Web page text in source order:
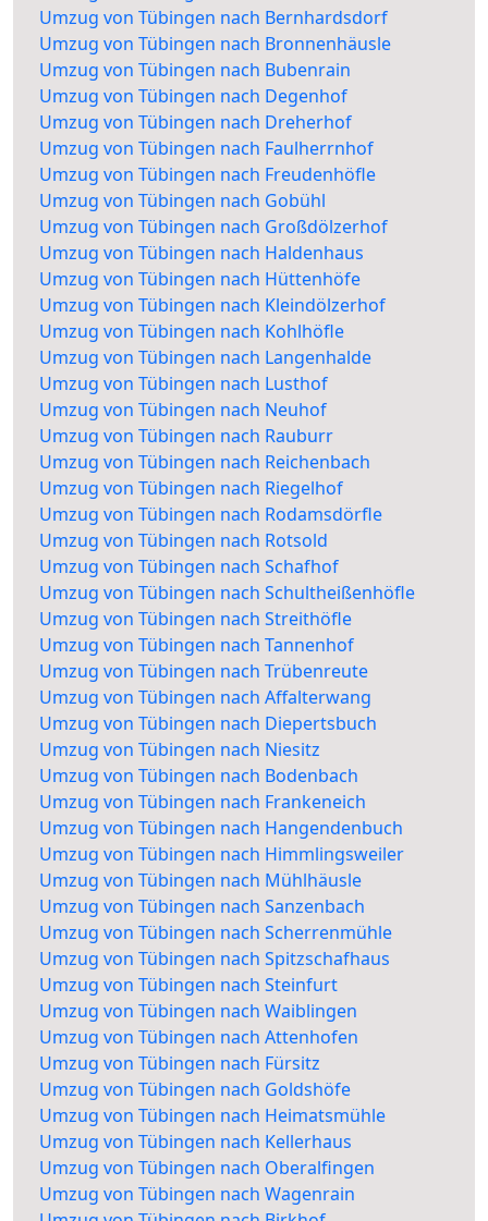
Umzug von Tübingen nach Bernhardsdorf
Umzug von Tübingen nach Bronnenhäusle
Umzug von Tübingen nach Bubenrain
Umzug von Tübingen nach Degenhof
Umzug von Tübingen nach Dreherhof
Umzug von Tübingen nach Faulherrnhof
Umzug von Tübingen nach Freudenhöfle
Umzug von Tübingen nach Gobühl
Umzug von Tübingen nach Großdölzerhof
Umzug von Tübingen nach Haldenhaus
Umzug von Tübingen nach Hüttenhöfe
Umzug von Tübingen nach Kleindölzerhof
Umzug von Tübingen nach Kohlhöfle
Umzug von Tübingen nach Langenhalde
Umzug von Tübingen nach Lusthof
Umzug von Tübingen nach Neuhof
Umzug von Tübingen nach Rauburr
Umzug von Tübingen nach Reichenbach
Umzug von Tübingen nach Riegelhof
Umzug von Tübingen nach Rodamsdörfle
Umzug von Tübingen nach Rotsold
Umzug von Tübingen nach Schafhof
Umzug von Tübingen nach Schultheißenhöfle
Umzug von Tübingen nach Streithöfle
Umzug von Tübingen nach Tannenhof
Umzug von Tübingen nach Trübenreute
Umzug von Tübingen nach Affalterwang
Umzug von Tübingen nach Diepertsbuch
Umzug von Tübingen nach Niesitz
Umzug von Tübingen nach Bodenbach
Umzug von Tübingen nach Frankeneich
Umzug von Tübingen nach Hangendenbuch
Umzug von Tübingen nach Himmlingsweiler
Umzug von Tübingen nach Mühlhäusle
Umzug von Tübingen nach Sanzenbach
Umzug von Tübingen nach Scherrenmühle
Umzug von Tübingen nach Spitzschafhaus
Umzug von Tübingen nach Steinfurt
Umzug von Tübingen nach Waiblingen
Umzug von Tübingen nach Attenhofen
Umzug von Tübingen nach Fürsitz
Umzug von Tübingen nach Goldshöfe
Umzug von Tübingen nach Heimatsmühle
Umzug von Tübingen nach Kellerhaus
Umzug von Tübingen nach Oberalfingen
Umzug von Tübingen nach Wagenrain